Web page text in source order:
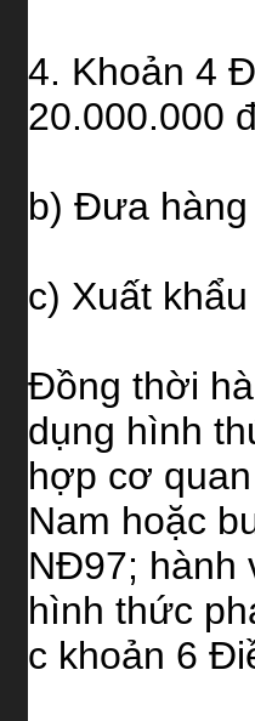
4. Khoản 4
20.000.000
b) Đưa hàng
c) Xuất
Đồng thời
dụng hình
hợp cơ
Nam hoặc
NĐ97; hành
hình thức
c khoản 6